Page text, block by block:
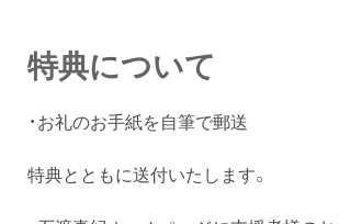
特典について
・お礼のお手紙を自筆で郵送
特典とともに送付いたします。